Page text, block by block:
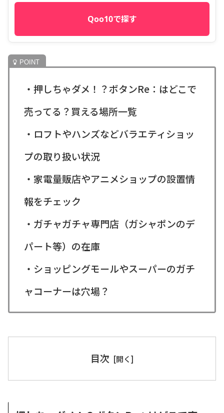
Qoo10で探す
・押しちゃダメ！？ボタンRe：はどこで
売ってる？買える場所一覧
・ロフトやハンズなどバラエティショッ
プの取り扱い状況
・家電量販店やアニメショップの設置情
報をチェック
・ガチャガチャ専門店（ガシャポンのデ
パート等）の在庫
・ショッピングモールやスーパーのガチ
ャコーナーは穴場？
目次